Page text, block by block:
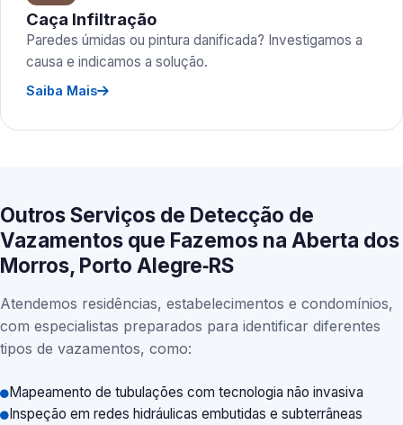
Caça Infiltração
Paredes úmidas ou pintura danificada? Investigamos a
causa e indicamos a solução.
Saiba Mais
Outros Serviços de Detecção de
Vazamentos que Fazemos na Aberta dos
Morros, Porto Alegre‑RS
Atendemos residências, estabelecimentos e condomínios,
com especialistas preparados para identificar diferentes
tipos de vazamentos, como:
Mapeamento de tubulações com tecnologia não invasiva
Inspeção em redes hidráulicas embutidas e subterrâneas